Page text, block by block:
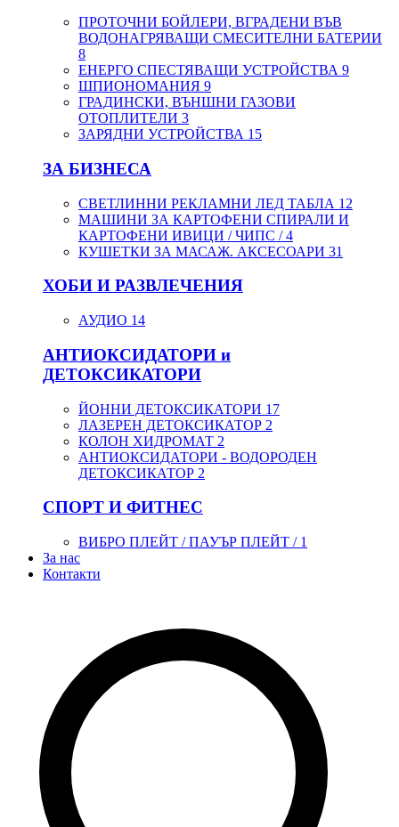
ПРОТОЧНИ БОЙЛЕРИ, ВГРАДЕНИ ВЪВ
ВОДОНАГРЯВАЩИ СМЕСИТЕЛНИ БАТЕРИИ
8
ЕНЕРГО СПЕСТЯВАЩИ УСТРОЙСТВА 9
ШПИОНОМАНИЯ 9
ГРАДИНСКИ, ВЪНШНИ ГАЗОВИ
ОТОПЛИТЕЛИ 3
ЗАРЯДНИ УСТРОЙСТВА 15
ЗА БИЗНЕСА
СВЕТЛИННИ РЕКЛАМНИ ЛЕД ТАБЛА 12
МАШИНИ ЗА КАРТОФЕНИ СПИРАЛИ И
КАРТОФЕНИ ИВИЦИ / ЧИПС /4
КУШЕТКИ ЗА МАСАЖ. АКСЕСОАРИ 31
ХОБИ И РАЗВЛЕЧЕНИЯ
АУДИО 14
АНТИОКСИДАТОРИ и
ДЕТОКСИКАТОРИ
ЙОННИ ДЕТОКСИКАТОРИ 17
ЛАЗЕРЕН ДЕТОКСИКАТОР 2
КОЛОН ХИДРОМАТ 2
АНТИОКСИДАТОРИ - ВОДОРОДЕН
ДЕТОКСИКАТОР 2
СПОРТ И ФИТНЕС
ВИБРО ПЛЕЙТ / ПАУЪР ПЛЕЙТ / 1
За нас
Контакти